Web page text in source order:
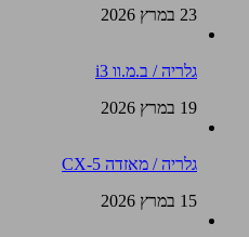
23 במרץ 2026
גלריה / ב.מ.וו i3
19 במרץ 2026
גלריה / מאזדה CX-5
15 במרץ 2026